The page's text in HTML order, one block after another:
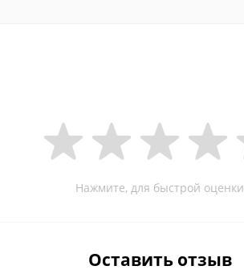
Нажмите, для быстрой оценки
Оставить отзыв